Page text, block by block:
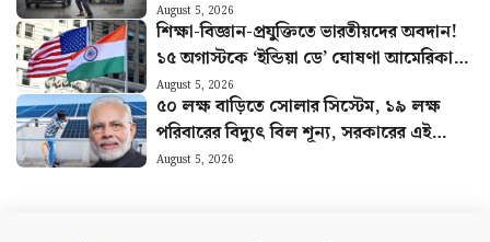
August 5, 2026
শিক্ষা-বিজ্ঞান-প্রযুক্তিতে ভারতীয়দের অবদান!
১৫ অগাস্টকে ‘ইন্ডিয়া ডে’ ঘোষণা আমেরিকার
অঙ্গরাজ্যের
August 5, 2026
৫০ লক্ষ বাড়িতে সোলার সিস্টেম, ১৯ লক্ষ
পরিবারের বিদ্যুৎ বিল শূন্য, সরকারের এই
প্রকল্পের বিরাট সাফল্য
August 5, 2026